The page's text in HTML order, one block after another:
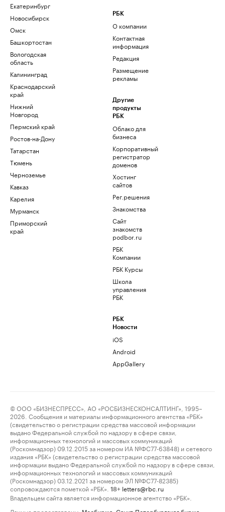
Екатеринбург
Новосибирск
Омск
Башкортостан
Вологодская
область
Калининград
Краснодарский
край
Нижний
Новгород
Пермский край
Ростов-на-Дону
Татарстан
Тюмень
Черноземье
Кавказ
Карелия
Мурманск
Приморский
край
РБК
О компании
Контактная
информация
Редакция
Размещение
рекламы
Другие
продукты
РБК
Облако для
бизнеса
Корпоративный
регистратор
доменов
Хостинг
сайтов
Рег.решения
Знакомства
Сайт
знакомств
podbor.ru
РБК
Компании
РБК Курсы
Школа
управления
РБК
РБК
Новости
iOS
Android
AppGallery
© ООО «БИЗНЕСПРЕСС», АО «РОСБИЗНЕСКОНСАЛТИНГ», 1995–
2026. Сообщения и материалы информационного агентства «РБК»
(свидетельство о регистрации средства массовой информации
выдано Федеральной службой по надзору в сфере связи,
информационных технологий и массовых коммуникаций
(Роскомнадзор) 09.12.2015 за номером ИА №ФС77-63848) и сетевого
издания «РБК» (свидетельство о регистрации средства массовой
информации выдано Федеральной службой по надзору в сфере связи,
информационных технологий и массовых коммуникаций
(Роскомнадзор) 03.12.2021 за номером ЭЛ №ФС77-82385)
сопровождаются пометкой «РБК».
18+ letters@rbc.ru
Владельцем сайта является информационное агентство «РБК».